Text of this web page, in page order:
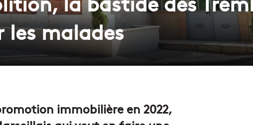
les malades
immobilière en 2022,